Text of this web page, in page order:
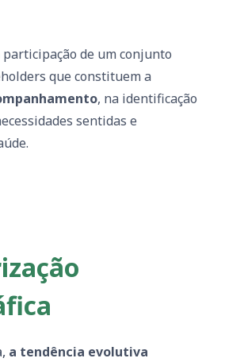
de um conjunto
que constituem a
, na identificação
sentidas e
a tendência evolutiva